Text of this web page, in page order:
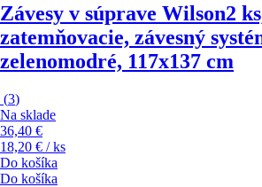
Závesy v súprave Wilson2
zatemňovacie, závesný
zelenomodré, 117x137 cm
(3)
Na sklade
36,40 €
18,20 € / ks
Do košíka
Do košíka